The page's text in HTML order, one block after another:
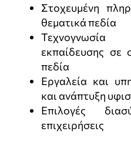
Στοχευμένη
θεματικά πεδία
εκπαίδευσης σε
πεδία
Εργαλεία και
και ανάπτυξη
Επιλογές
επιχειρήσεις